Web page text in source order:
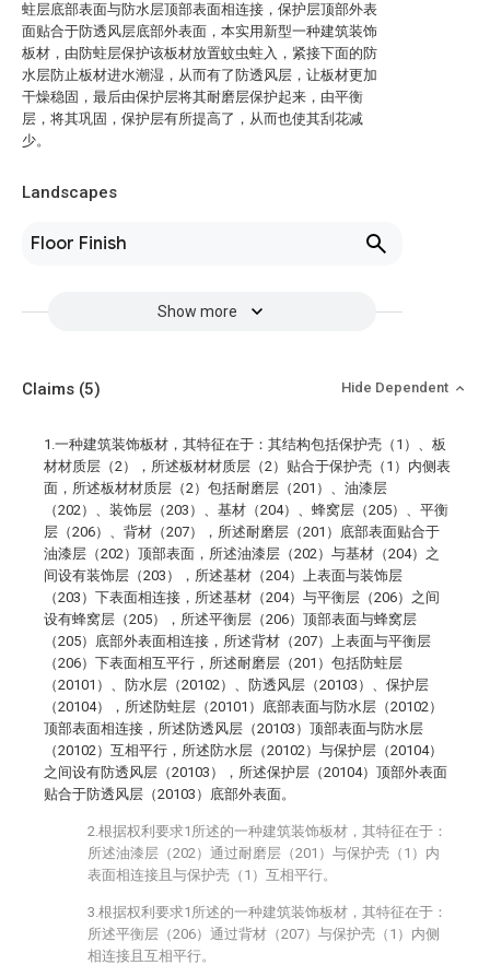
蛀层底部表面与防水层顶部表面相连接，保护层顶部外表
面贴合于防透风层底部外表面，本实用新型一种建筑装饰
板材，由防蛀层保护该板材放置蚊虫蛀入，紧接下面的防
水层防止板材进水潮湿，从而有了防透风层，让板材更加
干燥稳固，最后由保护层将其耐磨层保护起来，由平衡
层，将其巩固，保护层有所提高了，从而也使其刮花减
少。
Landscapes
Floor Finish
Show more
Claims (5) Hide Dependent
1.一种建筑装饰板材，其特征在于：其结构包括保护壳（1）、板
材材质层（2），所述板材材质层（2）贴合于保护壳（1）内侧表
面，所述板材材质层（2）包括耐磨层（201）、油漆层
（202）、装饰层（203）、基材（204）、蜂窝层（205）、平衡
层（206）、背材（207），所述耐磨层（201）底部表面贴合于
油漆层（202）顶部表面，所述油漆层（202）与基材（204）之
间设有装饰层（203），所述基材（204）上表面与装饰层
（203）下表面相连接，所述基材（204）与平衡层（206）之间
设有蜂窝层（205），所述平衡层（206）顶部表面与蜂窝层
（205）底部外表面相连接，所述背材（207）上表面与平衡层
（206）下表面相互平行，所述耐磨层（201）包括防蛀层
（20101）、防水层（20102）、防透风层（20103）、保护层
（20104），所述防蛀层（20101）底部表面与防水层（20102）
顶部表面相连接，所述防透风层（20103）顶部表面与防水层
（20102）互相平行，所述防水层（20102）与保护层（20104）
之间设有防透风层（20103），所述保护层（20104）顶部外表面
贴合于防透风层（20103）底部外表面。
2.根据权利要求1所述的一种建筑装饰板材，其特征在于：
所述油漆层（202）通过耐磨层（201）与保护壳（1）内
表面相连接且与保护壳（1）互相平行。
3.根据权利要求1所述的一种建筑装饰板材，其特征在于：
所述平衡层（206）通过背材（207）与保护壳（1）内侧
相连接且互相平行。